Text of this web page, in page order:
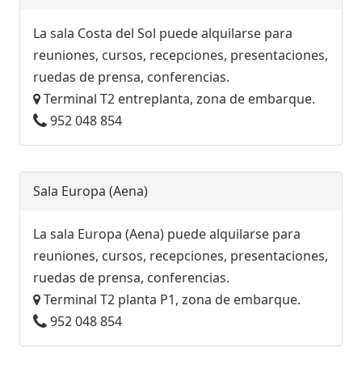
La sala Costa del Sol puede alquilarse para
reuniones, cursos, recepciones, presentaciones,
ruedas de prensa, conferencias.
Terminal T2 entreplanta, zona de embarque.
952 048 854
Sala Europa (Aena)
La sala Europa (Aena) puede alquilarse para
reuniones, cursos, recepciones, presentaciones,
ruedas de prensa, conferencias.
Terminal T2 planta P1, zona de embarque.
952 048 854